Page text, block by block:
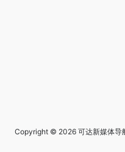
Copyright © 2026 可达新媒体导